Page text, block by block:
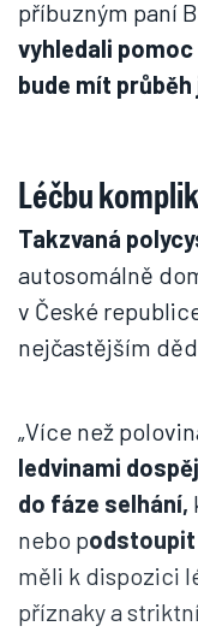
příbuzným paní
vyhledali
bude mít
Léčbu
Takzvaná
autosomálně
v České
nejčastějším
„Více než
ledvinami
do fáze selhání,
nebo p
měli k dispozici
příznaky a